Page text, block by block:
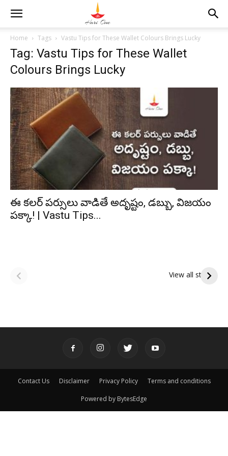
Home Tags Vastu Tips for These Wallet Colours Brings Lucky
Tag: Vastu Tips for These Wallet
Colours Brings Lucky
ఈ కలర్ పర్సులు వాడితే అదృష్టం, డబ్బు, విజయం
పక్కా! | Vastu Tips...
View all stories
పితృదేవతల ఆశీర్వాదం
ఇంద్రకీలాద్రి గిరి ప్రదక్షిణ
Contact Us Disclaimer Privacy Policy Terms and conditions
Powered by BytesEdge